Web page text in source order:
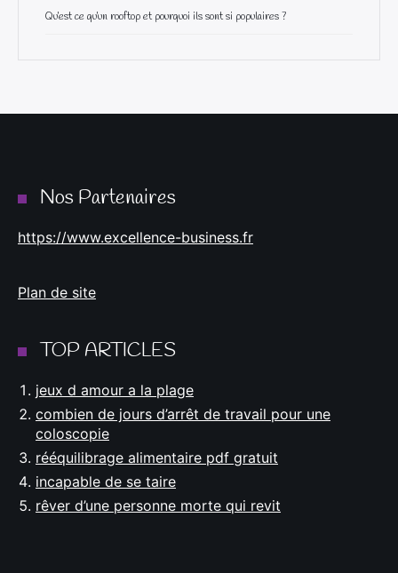
Qu’est ce qu’un rooftop et pourquoi ils sont si populaires ?
Nos Partenaires
https://www.excellence-business.fr
Plan de site
TOP ARTICLES
jeux d amour a la plage
combien de jours d’arrêt de travail pour une
coloscopie
rééquilibrage alimentaire pdf gratuit
incapable de se taire
rêver d’une personne morte qui revit